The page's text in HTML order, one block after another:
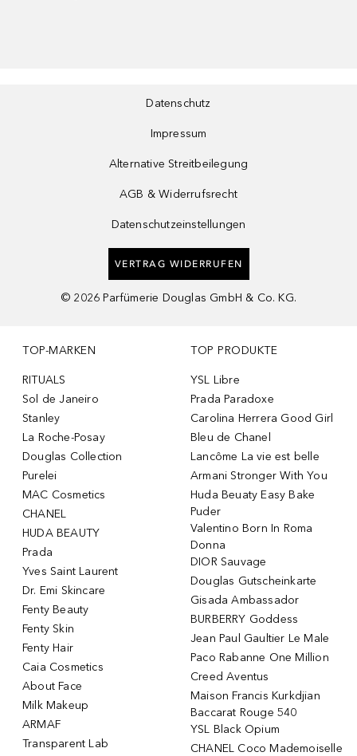
Datenschutz
Impressum
Alternative Streitbeilegung
AGB & Widerrufsrecht
Datenschutzeinstellungen
VERTRAG WIDERRUFEN
© 2026 Parfümerie Douglas GmbH & Co. KG.
TOP-MARKEN
RITUALS
Sol de Janeiro
Stanley
La Roche-Posay
Douglas Collection
Purelei
MAC Cosmetics
CHANEL
HUDA BEAUTY
Prada
Yves Saint Laurent
Dr. Emi Skincare
Fenty Beauty
Fenty Skin
Fenty Hair
Caia Cosmetics
About Face
Milk Makeup
ARMAF
Transparent Lab
TOP PRODUKTE
YSL Libre
Prada Paradoxe
Carolina Herrera Good Girl
Bleu de Chanel
Lancôme La vie est belle
Armani Stronger With You
Huda Beuaty Easy Bake
Puder
Valentino Born In Roma
Donna
DIOR Sauvage
Douglas Gutscheinkarte
Gisada Ambassador
BURBERRY Goddess
Jean Paul Gaultier Le Male
Paco Rabanne One Million
Creed Aventus
Maison Francis Kurkdjian
Baccarat Rouge 540
YSL Black Opium
CHANEL Coco Mademoiselle